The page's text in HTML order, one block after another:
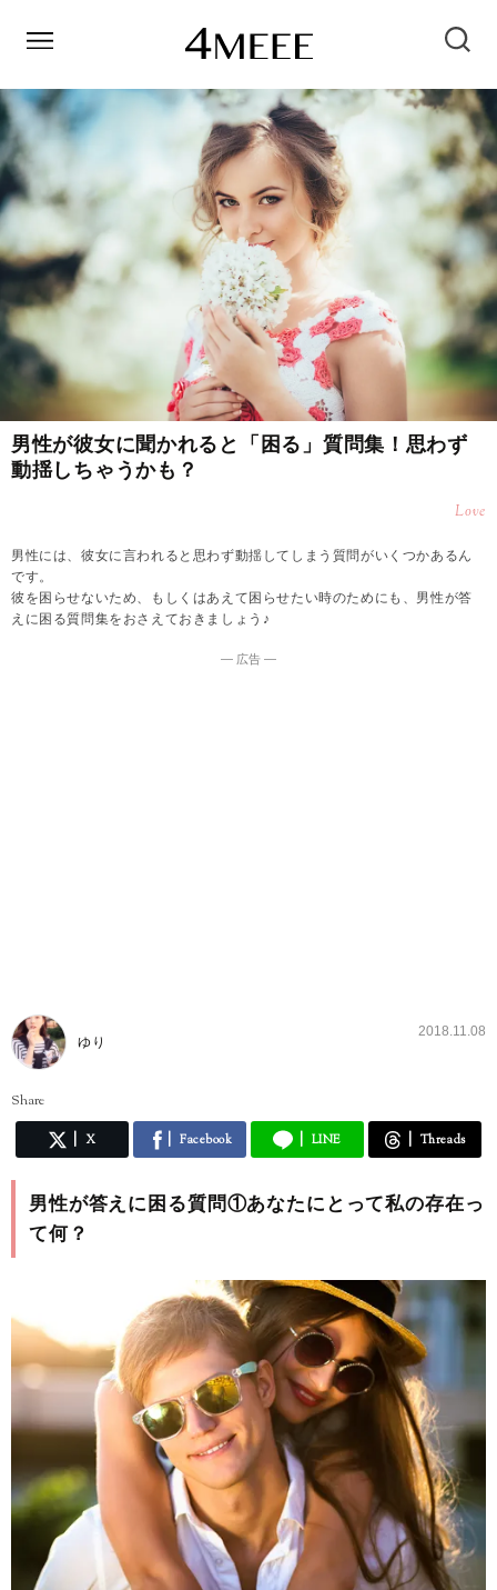
男性が彼女に聞かれると「困る」質問集！思わず
動揺しちゃうかも？
Love
男性には、彼女に言われると思わず動揺してしまう質問がいくつかあるん
です。
彼を困らせないため、もしくはあえて困らせたい時のためにも、男性が答
えに困る質問集をおさえておきましょう♪
― 広告 ―
ゆり
2018.11.08
Share
X Facebook LINE Threads
男性が答えに困る質問①あなたにとって私の存在っ
て何？